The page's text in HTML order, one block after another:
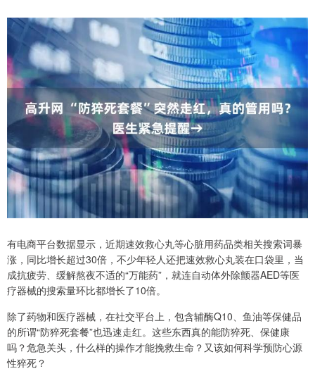
有电商平台数据显示，近期速效救心丸等心脏用药品类相关搜索词暴
涨，同比增长超过30倍，不少年轻人还把速效救心丸装在口袋里，当
成抗疲劳、缓解熬夜不适的“万能药”，就连自动体外除颤器AED等医
疗器械的搜索量环比都增长了10倍。
除了药物和医疗器械，在社交平台上，包含辅酶Q10、鱼油等保健品
的所谓“防猝死套餐”也迅速走红。这些东西真的能防猝死、保健康
吗？危急关头，什么样的操作才能挽救生命？又该如何科学预防心源
性猝死？